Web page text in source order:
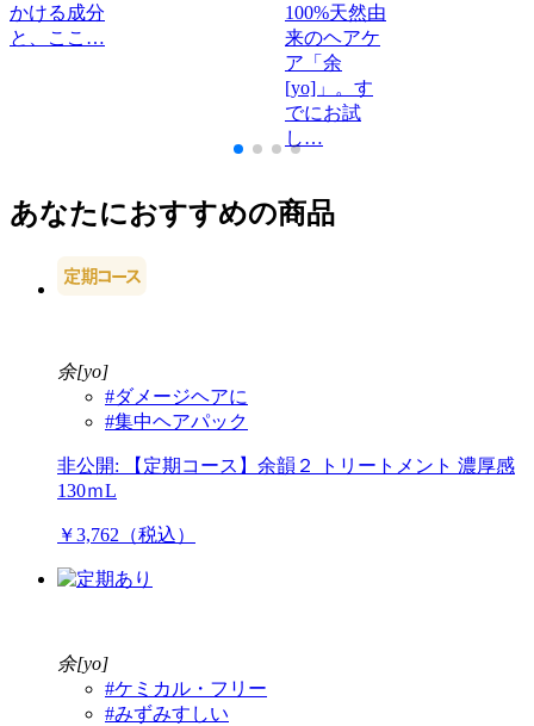
かける成分
と、ここ…
100%天然由
来のヘアケ
ア「余
[yo]」。す
でにお試
し…
あなたにおすすめの商品
余[yo]
#ダメージヘアに
#集中ヘアパック
非公開: 【定期コース】余韻２ トリートメント 濃厚感
130ｍL
￥3,762（税込）
余[yo]
#ケミカル・フリー
#みずみすしい